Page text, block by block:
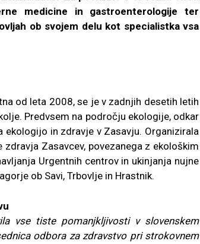
medicine in gastroenterologije ter
ob svojem delu kot specialistka vsa
od leta 2008, se je v zadnjih desetih letih
Predvsem na področju ekologije, odkar
in zdravje v Zasavju. Organizirala
Zasavcev, povezanega z ekološkim
Urgentnih centrov in ukinjanja nujne
ob Savi, Trbovlje in Hrastnik.
vse tiste pomanjkljivosti v slovenskem
odbora za zdravstvo pri strokovnem